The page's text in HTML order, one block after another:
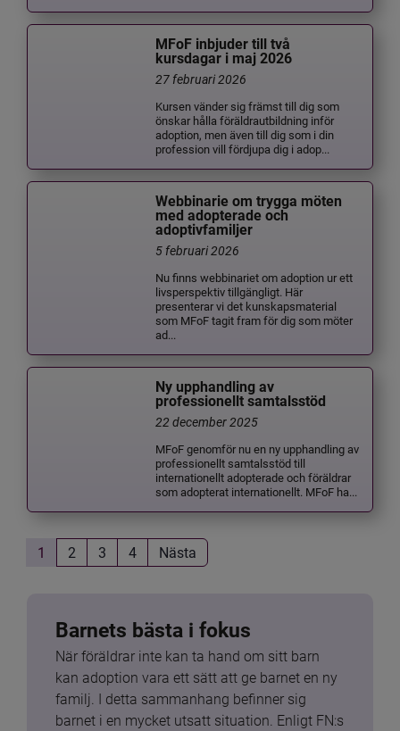
MFoF inbjuder till två
kursdagar i maj 2026
27 februari 2026
Kursen vänder sig främst till dig som
önskar hålla föräldrautbildning inför
adoption, men även till dig som i din
profession vill fördjupa dig i adop...
Webbinarie om trygga möten
med adopterade och
adoptivfamiljer
5 februari 2026
Nu finns webbinariet om adoption ur ett
livsperspektiv tillgängligt. Här
presenterar vi det kunskapsmaterial
som MFoF tagit fram för dig som möter
ad...
Ny upphandling av
professionellt samtalsstöd
22 december 2025
MFoF genomför nu en ny upphandling av
professionellt samtalsstöd till
internationellt adopterade och föräldrar
som adopterat internationellt. MFoF ha...
1 2 3 4 Nästa
Barnets bästa i fokus
När föräldrar inte kan ta hand om sitt barn
kan adoption vara ett sätt att ge barnet en ny
familj. I detta sammanhang befinner sig
barnet i en mycket utsatt situation. Enligt FN:s